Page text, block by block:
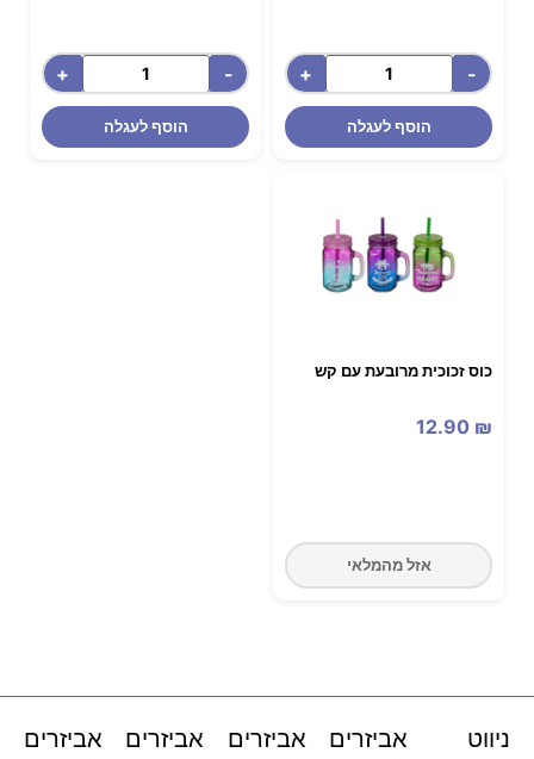
-
+
הוסף לעגלה
-
+
הוסף לעגלה
כוס זכוכית מרובעת עם קש
12.90 ₪
אזל מהמלאי
ניווט
אביזרים
אביזרים
אביזרים
אביזרים